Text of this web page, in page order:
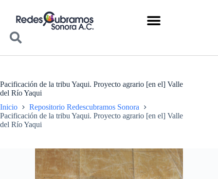
Pacificación de la tribu Yaqui. Proyecto agrario [en el] Valle
del Río Yaqui
Inicio
Repositorio Redescubramos Sonora
Pacificación de la tribu Yaqui. Proyecto agrario [en el] Valle
del Río Yaqui